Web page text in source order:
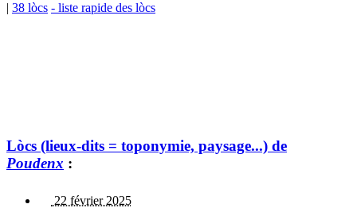
| 38 lòcs - liste rapide des lòcs
Lòcs (lieux-dits = toponymie, paysage...) de
Poudenx :
22 février 2025